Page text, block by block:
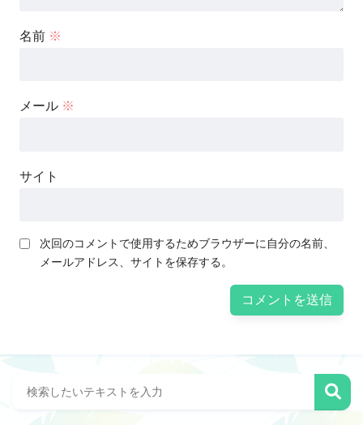
名前 ※
メール ※
サイト
次回のコメントで使用するためブラウザーに自分の名前、
メールアドレス、サイトを保存する。